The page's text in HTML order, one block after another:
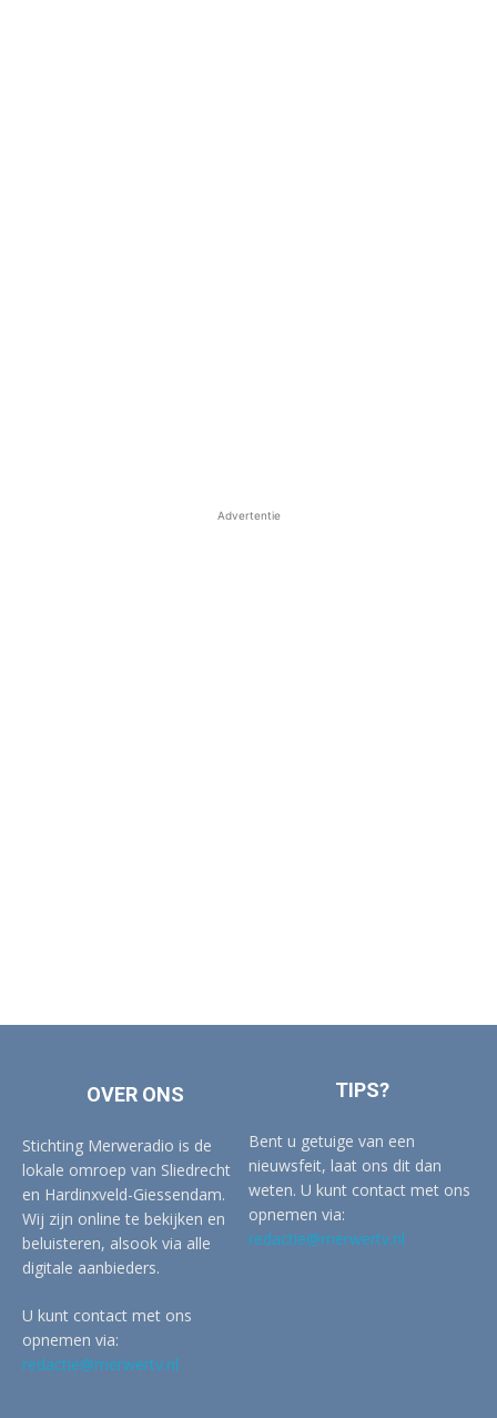
Advertentie
OVER ONS
Stichting Merweradio is de
lokale omroep van Sliedrecht
en Hardinxveld-Giessendam.
Wij zijn online te bekijken en
beluisteren, alsook via alle
digitale aanbieders.
U kunt contact met ons
opnemen via:
redactie@merwertv.nl
TIPS?
Bent u getuige van een
nieuwsfeit, laat ons dit dan
weten. U kunt contact met ons
opnemen via:
redactie@merwertv.nl